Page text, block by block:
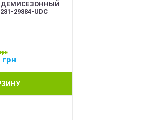
ДЕМИСЕЗОННЫЙ
29884-UDC
грн
грн